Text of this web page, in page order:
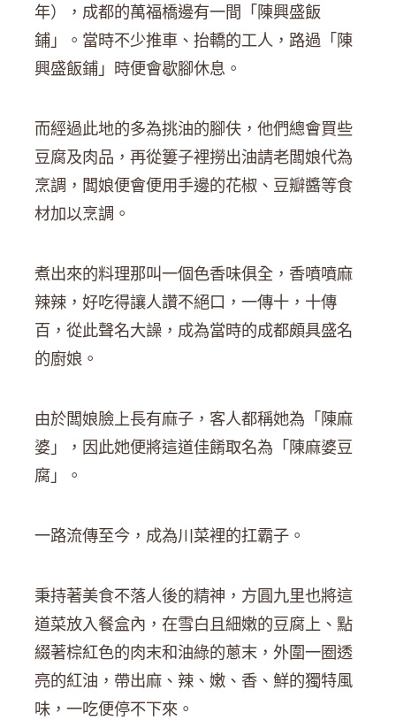
年），成都的萬福橋邊有一間「陳興盛飯
鋪」。當時不少推車、抬轎的工人，路過「陳
興盛飯鋪」時便會歇腳休息。
而經過此地的多為挑油的腳伕，他們總會買些
豆腐及肉品，再從簍子裡撈出油請老闆娘代為
烹調，闆娘便會便用手邊的花椒、豆瓣醬等食
材加以烹調。
煮出來的料理那叫一個色香味俱全，香噴噴麻
辣辣，好吃得讓人讚不絕口，一傳十，十傳
百，從此聲名大譟，成為當時的成都頗具盛名
的廚娘。
由於闆娘臉上長有麻子，客人都稱她為「陳麻
婆」，因此她便將這道佳餚取名為「陳麻婆豆
腐」。
一路流傳至今，成為川菜裡的扛霸子。
秉持著美食不落人後的精神，方圓九里也將這
道菜放入餐盒內，在雪白且細嫩的豆腐上、點
綴著棕紅色的肉末和油綠的蔥末，外圍一圈透
亮的紅油，帶出麻、辣、嫩、香、鮮的獨特風
味，一吃便停不下來。